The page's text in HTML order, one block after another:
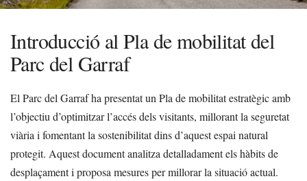
Introducció al Pla de mobilitat del
Parc del Garraf
El Parc del Garraf ha presentat un Pla de mobilitat estratègic amb
l’objectiu d’optimitzar l’accés dels visitants, millorant la seguretat
viària i fomentant la sostenibilitat dins d’aquest espai natural
protegit. Aquest document analitza detalladament els hàbits de
desplaçament i proposa mesures per millorar la situació actual.